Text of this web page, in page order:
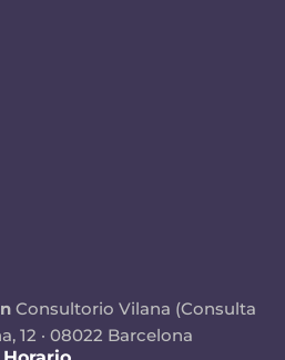
Consultorio Vilana (Consulta
12 · 08022 Barcelona